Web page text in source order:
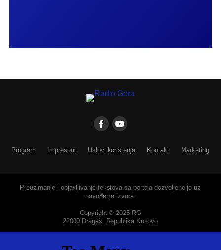
Program Impresum Uslovi korištenja Kontakt Marketing
Preuzimanje i objavljivanje tekstova sa portala dozvoljeno je uz
navođenje izvora.
Copyright © 2025 RG
22000 Dragaš, Republika Kosovo